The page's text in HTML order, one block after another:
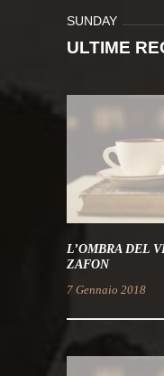
SUNDAY
ULTIME
L’OMBRA DEL
ZAFON
7 Gennaio 2018